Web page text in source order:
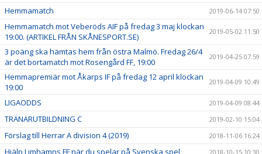
Hemmamatch 2019-06-14 07:50
Hemmamatch mot Veberöds AIF på fredag 3 maj klockan
19:00. (ARTIKEL FRÅN SKÅNESPORT.SE)
2019-05-02 11:50
3 poäng ska hämtas hem från östra Malmö. Fredag 26/4
är det bortamatch mot Rosengård FF, 19:00
2019-04-25 07:59
Hemmapremiär mot Åkarps IF på fredag 12 april klockan
19:00
2019-04-09 10:49
LIGAODDS 2019-04-09 08:44
TRÄNARUTBILDNING C 2019-02-10 15:04
Förslag till Herrar A division 4 (2019) 2018-11-06 16:24
Hjälp Limhamns FF när du spelar på Svenska spel 2018-10-15 10:30